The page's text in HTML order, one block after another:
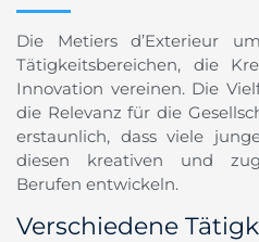
Die Metiers d’Exterieur
Tätigkeitsbereichen, die
Innovation vereinen. Die
die Relevanz für die
erstaunlich, dass viele
diesen kreativen und
Berufen entwickeln.
Verschiedene